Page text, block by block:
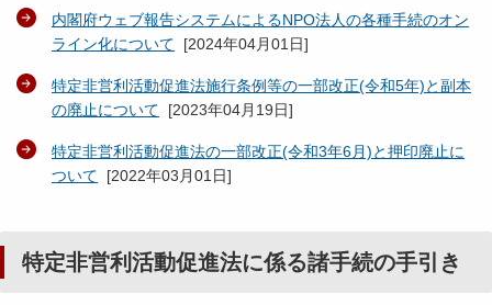
内閣府ウェブ報告システムによるNPO法人の各種手続のオン
ライン化について [2024年04月01日]
特定非営利活動促進法施行条例等の一部改正(令和5年)と副本
の廃止について [2023年04月19日]
特定非営利活動促進法の一部改正(令和3年6月)と押印廃止に
ついて [2022年03月01日]
特定非営利活動促進法に係る諸手続の手引き